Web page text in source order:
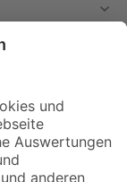
verpassen!